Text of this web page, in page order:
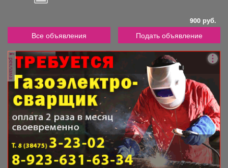
900 руб.
Все объявления Подать объявление
реклама